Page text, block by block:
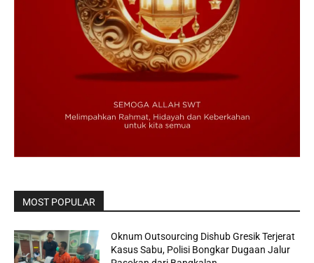
MOST POPULAR
Oknum Outsourcing Dishub Gresik Terjerat
Kasus Sabu, Polisi Bongkar Dugaan Jalur